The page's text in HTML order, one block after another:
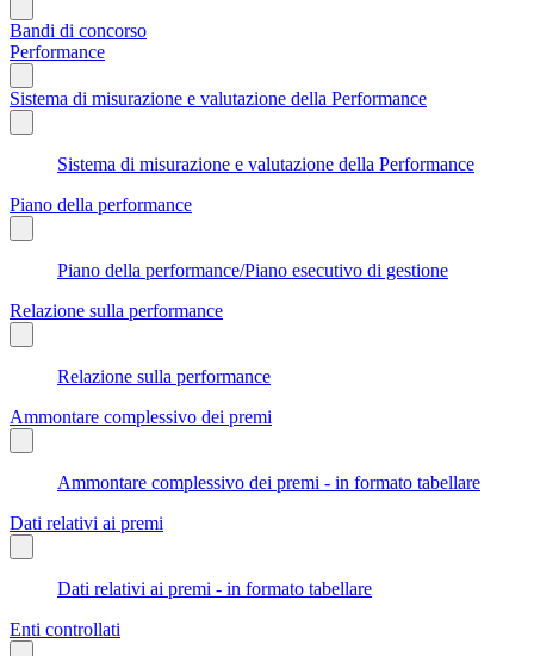
Bandi di concorso
Performance
Sistema di misurazione e valutazione della Performance
Sistema di misurazione e valutazione della Performance
Piano della performance
Piano della performance/Piano esecutivo di gestione
Relazione sulla performance
Relazione sulla performance
Ammontare complessivo dei premi
Ammontare complessivo dei premi - in formato tabellare
Dati relativi ai premi
Dati relativi ai premi - in formato tabellare
Enti controllati